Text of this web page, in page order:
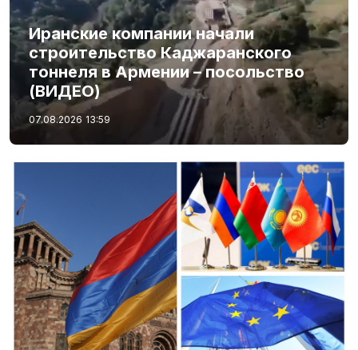
Иранские компании начали
строительство Каджаранского
тоннеля в Армении – посольство
(ВИДЕО)
07.08.2026 13:59